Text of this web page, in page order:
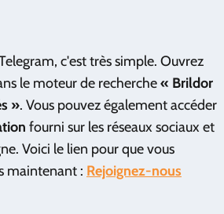
c'est très simple. Ouvrez
le moteur de recherche« Brildor
». Vous pouvez également accéder
fourni sur les réseaux sociaux et
Voici le lien pour que vous
maintenant : Rejoignez-nous